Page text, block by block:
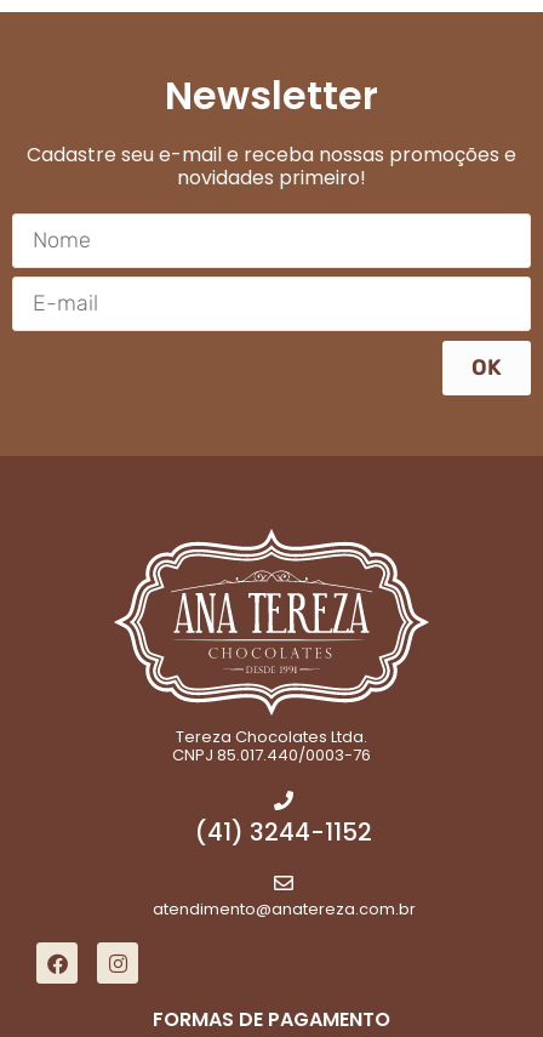
Newsletter
Cadastre seu e-mail e receba nossas promoções e
novidades primeiro!
OK
Tereza Chocolates Ltda.
CNPJ 85.017.440/0003-76
(41) 3244-1152
atendimento@anatereza.com.br
FORMAS DE PAGAMENTO